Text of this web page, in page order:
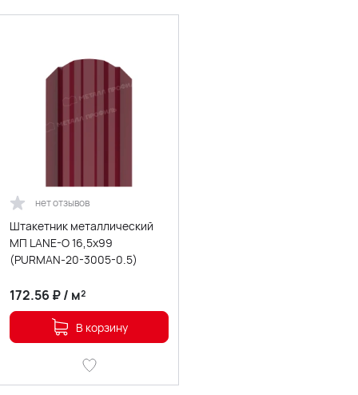
нет отзывов
Штакетник металлический
МП LАNE-O 16,5х99
(PURMAN-20-3005-0.5)
172.56 ₽/ м²
В корзину